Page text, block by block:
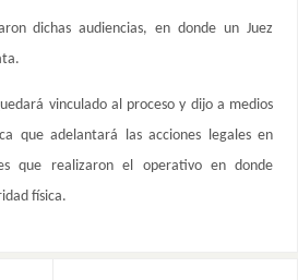
dichas audiencias, en donde un Juez
vinculado al proceso y dijo a medios
que adelantará las acciones legales en
que realizaron el operativo en donde
física.